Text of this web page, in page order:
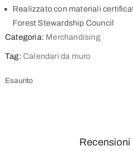
Realizzato con materiali
Forest Stewardship Council
Categoria: Merchandising
Tag: Calendari da muro
Esaurito
Recensioni